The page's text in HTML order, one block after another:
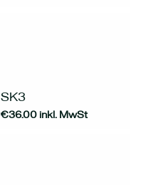
SK3
€36.00 inkl. MwSt